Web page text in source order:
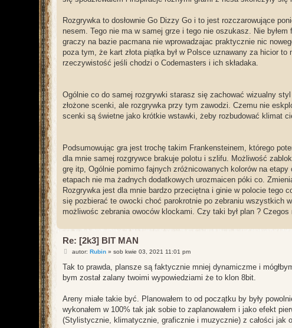
Rozgrywka to dosłownie Go Dizzy Go i to jest rozczarowujące
nesem. Tego nie ma w samej grze i tego nie oszukasz. Nie
graczy na bazie pacmana nie wprowadzajac praktycznie nic
poza tym, że kart złota piątka był w Polsce uznawany za hicior
rzeczywistość jeśli chodzi o Codemasters i ich składaka.
Ogólnie co do samej rozgrywki starasz się zachować wizualny
złożone scenki, ale rozgrywka przy tym zawodzi. Czemu nie
scenki są świetne jako krótkie wstawki, żeby rozbudować klimat
Podsumowując gra jest trochę takim Frankensteinem, którego
dla mnie samej rozgrywce brakuje polotu i szlifu. Możliwość
grę itp, Ogólnie pomimo fajnych zróżnicowanych kolorów na
etapach nie ma żadnych dodatkowych urozmaicen póki co.
Rozgrywka jest dla mnie bardzo przeciętna i ginie w polocie tego
się pozbierać te owocki choć parokrotnie po zebraniu wszystkich
możliwośc zebrania owoców klockami. Czy taki był plan ?
Re: [2k3] BIT MAN
P
s
autor: Rubin» sob kwie 03, 2021 11:01 pm
Tak to prawda, plansze są faktycznie mniej dynamiczme i
bym został zalany twoimi wypowiedziami że to klon 8bit.
Areny miałe takie być. Planowałem to od początku by były
wykonałem w 100% tak jak sobie to zaplanowałem i jako efekt
(Stylistycznie, klimatycznie, graficznie i muzycznie) z całości jak